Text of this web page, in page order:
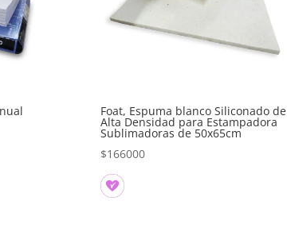
Foat, Espuma blanco Siliconado de
Alta Densidad para Estampadora
Sublimadoras de 50x65cm
$166000